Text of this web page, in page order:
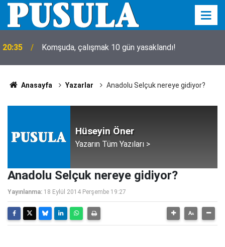
20:35 Komşuda, çalışmak 10 gün yasaklandı!
Anasayfa Yazarlar Anadolu Selçuk nereye gidiyor?
Hüseyin Öner
Yazarın Tüm Yazıları >
Anadolu Selçuk nereye gidiyor?
Yayınlanma: 18 Eylül 2014 Perşembe 19:27